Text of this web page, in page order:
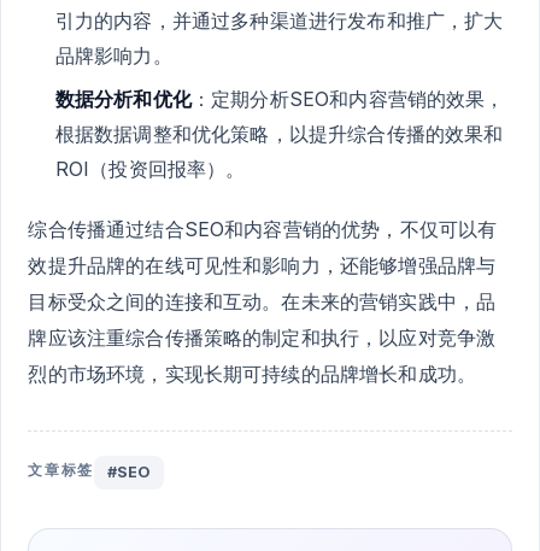
引力的内容，并通过多种渠道进行发布和推广，扩大
品牌影响力。
数据分析和优化：定期分析SEO和内容营销的效果，
根据数据调整和优化策略，以提升综合传播的效果和
ROI（投资回报率）。
综合传播通过结合SEO和内容营销的优势，不仅可以有
效提升品牌的在线可见性和影响力，还能够增强品牌与
目标受众之间的连接和互动。在未来的营销实践中，品
牌应该注重综合传播策略的制定和执行，以应对竞争激
烈的市场环境，实现长期可持续的品牌增长和成功。
文章标签 #SEO